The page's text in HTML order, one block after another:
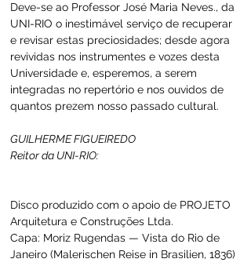
Deve-se ao Professor José Maria Neves., da
UNI-RIO o inestimável serviço de recuperar
e revisar estas preciosidades; desde agora
revividas nos instrumentes e vozes desta
Universidade e, esperemos, a serem
integradas no repertório e nos ouvidos de
quantos prezem nosso passado cultural.
GUILHERME FIGUEIREDO
Reitor da UNI-RIO:
Disco produzido com o apoio de PROJETO
Arquitetura e Construções Ltda.
Capa: Moriz Rugendas — Vista do Rio de
Janeiro (Malerischen Reise in Brasilien, 1836)